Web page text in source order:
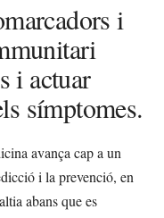
i
i actuar
símptomes.
avança cap a un
i la prevenció, en
abans que es